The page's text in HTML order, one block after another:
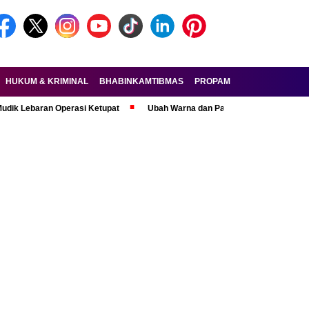
HUKUM & KRIMINAL BHABINKAMTIBMAS PROPAM
Operasi Ketupat Ubah Warna dan Pasang Pelat Palsu, Pelaku